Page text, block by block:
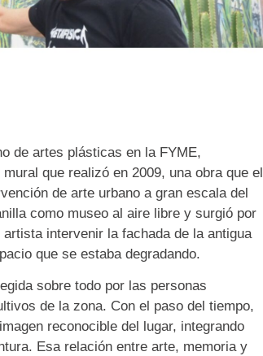
de artes plásticas en la FYME,
que realizó en 2009, una obra que el
de arte urbano a gran escala del
como museo al aire libre y surgió por
intervenir la fachada de la antigua
que se estaba degradando.
sobre todo por las personas
de la zona. Con el paso del tiempo,
reconocible del lugar, integrando
Esa relación entre arte, memoria y